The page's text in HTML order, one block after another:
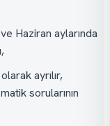
Haziran aylarında
ayrılır,
sorularının